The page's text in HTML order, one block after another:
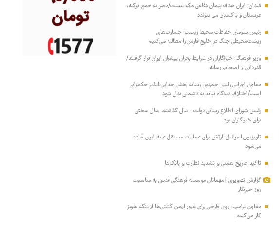
فیدان: ایران هدف پیمان دفاعی مکه نیست/مصر به جمع ترکیه،
عربستان و پاکستان می پیوندد
رئیس سازمان حفاظت محیط زیست: خسارت‌های
زیست‌محیطی جنگ در خلیج فارس را مطالبه‌ می‌کنیم
وزیر فرهنگ: خبرنگاران در شرایط بحران پیشران ایران قرار گرفتند/
قدردانی از اصحاب رسانه
معاون اجرایی رئیس جمهور: رسانه بخش جدایی‌ناپذیر حکمرانی
است/اختلاف دیدگاه نباید به دشمنی بدل شود
رئیس شورای اطلاع رسانی دولت : سال گذشته، سال سختی
برای خبرنگاران بود
تلویزیون اسرائیل: ارتش برای عملیات مستقل علیه ایران آماده
می‌شود
تاکید صریح همتی بر تشدید نظارت بر بانک‌ها
گزارش تصویری | مهمانان موسسه فرهنگی قدس به مناسبت
روز خبرنگار
معاون ترامپ: روی طرحی برای عبور ایمن کشتی‌ها از تنگه هرمز
کار می‌کنیم